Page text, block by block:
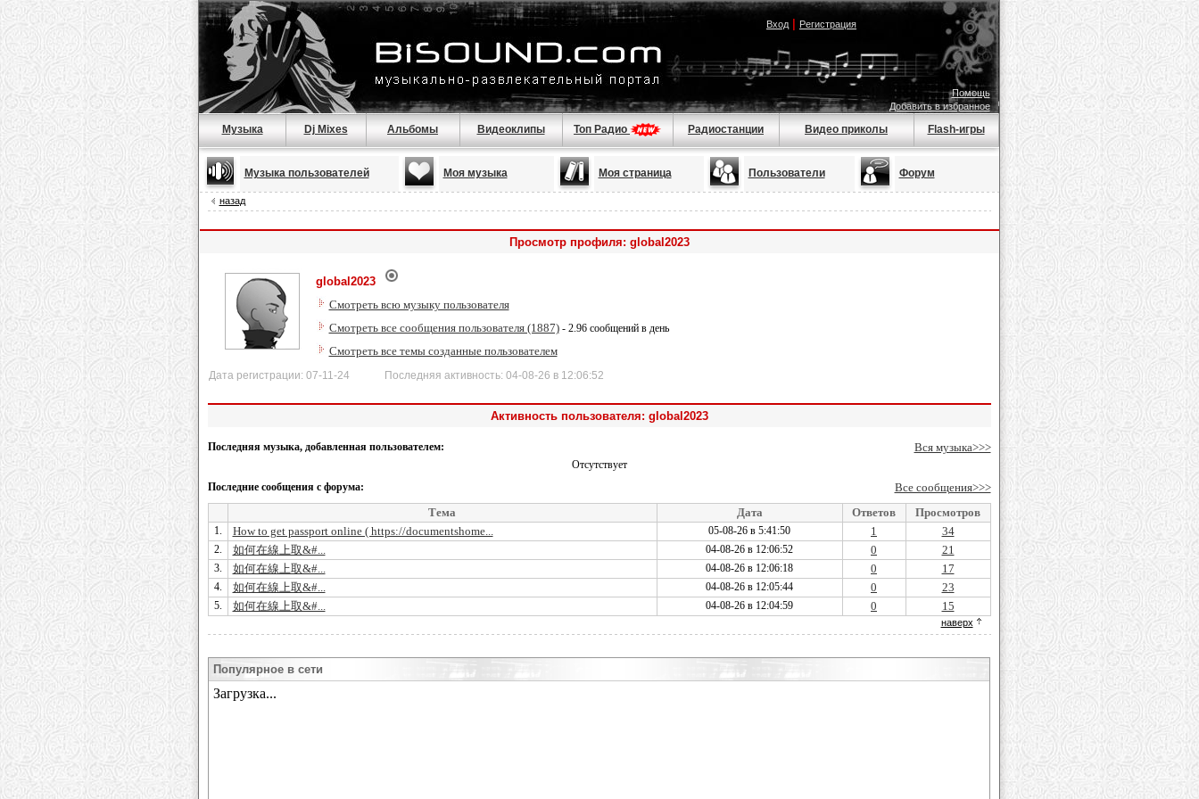
Вход| Регистрация
Помощь
Добавить в избранное
Музыка Dj Mixes Альбомы Видеоклипы Топ Радио Радиостанции Видео приколы Flash-игры
Музыка пользователей Моя музыка Моя страница Пользователи Форум
назад
Просмотр профиля: global2023
global2023
Смотреть всю музыку пользователя
Смотреть все сообщения пользователя (1887)- 2.96 сообщений в день
Смотреть все темы созданные пользователем
Дата регистрации: 07-11-24 Последняя активность: 04-08-26 в 12:06:52
Активность пользователя: global2023
Последняя музыка, добавленная пользователем: Вся музыка>>>
Отсутствует
Последние сообщения с форума:
Все сообщения>>>
Тема
Дата Ответов Просмотров
1. How to get passport online ( https://documentshome... 05-08-26 в 5:41:50 1 34
2. 如何在線上取&#... 04-08-26 в 12:06:52 0 21
3. 如何在線上取&#... 04-08-26 в 12:06:18 0 17
4. 如何在線上取&#... 04-08-26 в 12:05:44 0 23
5. 如何在線上取&#... 04-08-26 в 12:04:59 0 15
наверх
Популярное в сети